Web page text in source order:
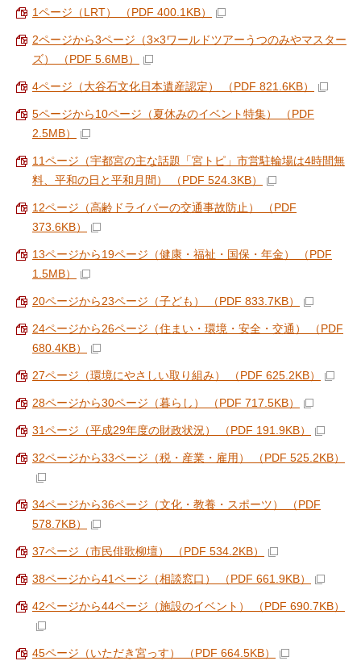
1ページ（LRT） （PDF 400.1KB）
2ページから3ページ（3×3ワールドツアーうつのみやマスター
ズ） （PDF 5.6MB）
4ページ（大谷石文化日本遺産認定） （PDF 821.6KB）
5ページから10ページ（夏休みのイベント特集） （PDF
2.5MB）
11ページ（宇都宮の主な話題「宮トピ」市営駐輪場は4時間無
料、平和の日と平和月間） （PDF 524.3KB）
12ページ（高齢ドライバーの交通事故防止） （PDF
373.6KB）
13ページから19ページ（健康・福祉・国保・年金） （PDF
1.5MB）
20ページから23ページ（子ども） （PDF 833.7KB）
24ページから26ページ（住まい・環境・安全・交通） （PDF
680.4KB）
27ページ（環境にやさしい取り組み） （PDF 625.2KB）
28ページから30ページ（暮らし） （PDF 717.5KB）
31ページ（平成29年度の財政状況） （PDF 191.9KB）
32ページから33ページ（税・産業・雇用） （PDF 525.2KB）
34ページから36ページ（文化・教養・スポーツ） （PDF
578.7KB）
37ページ（市民俳歌柳壇） （PDF 534.2KB）
38ページから41ページ（相談窓口） （PDF 661.9KB）
42ページから44ページ（施設のイベント） （PDF 690.7KB）
45ページ（いただき宮っす） （PDF 664.5KB）